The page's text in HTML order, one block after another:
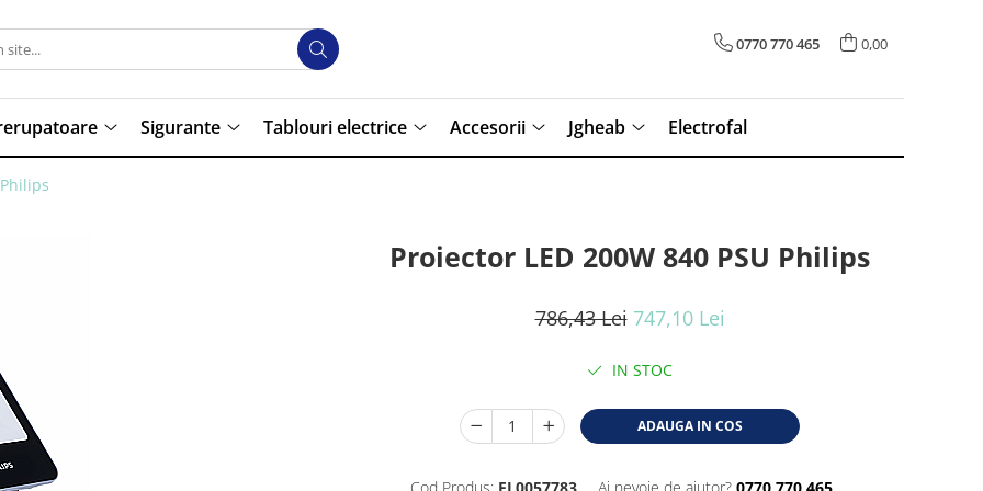
0770 770 465 0,00
Sigurante Tablouri electrice Accesorii Jgheab Electrofal
Proiector LED 200W 840 PSU Philips
786,43 Lei 747,10 Lei
IN STOC
ADAUGA IN COS